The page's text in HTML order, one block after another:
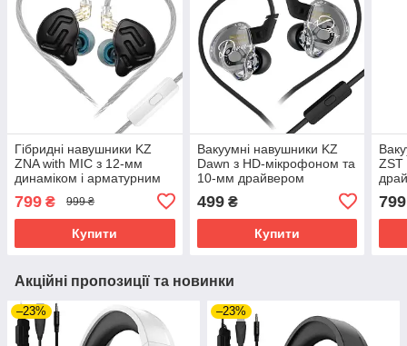
Гібридні навушники KZ
ZNA with MIC з 12-мм
динаміком і арматурним
799 ₴ 999 ₴
Купити
Вакуумні навушники KZ
Dawn з HD-мікрофоном та
10-мм драйвером
499₴
Купити
ZST
799
Акційні пропозиції та новинки
–23% –23%